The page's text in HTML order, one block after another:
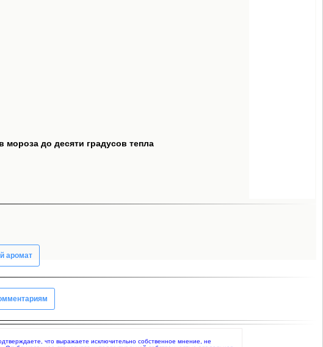
мороза до десяти градусов тепла
аромат
что выражаете исключительно собственное мнение, не